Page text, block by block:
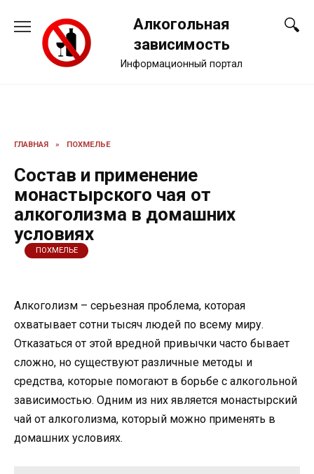
содержанию
Алкогольная
зависимость
Информационный портал
ГЛАВНАЯ » ПОХМЕЛЬЕ
Состав и применение
монастырского чая от
алкоголизма в домашних
условиях
ПОХМЕЛЬЕ
Алкоголизм – серьезная проблема, которая
охватывает сотни тысяч людей по всему миру.
Отказаться от этой вредной привычки часто бывает
сложно, но существуют различные методы и
средства, которые помогают в борьбе с алкогольной
зависимостью. Одним из них является монастырский
чай от алкоголизма, который можно применять в
домашних условиях.